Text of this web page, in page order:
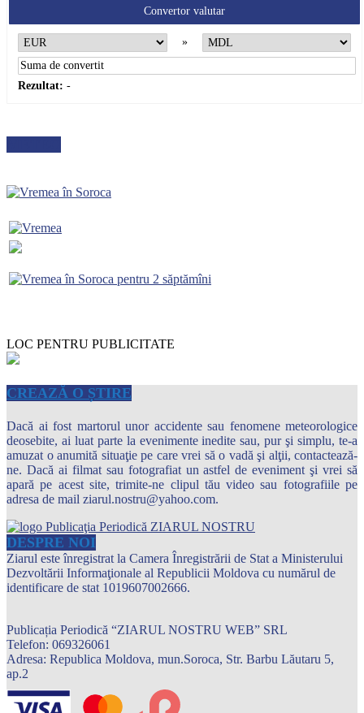
Convertor valutar
»
Rezultat: -
LOC PENTRU PUBLICITATE
CREAZĂ O ȘTIRE
Dacă ai fost martorul unor accidente sau fenomene meteorologice
deosebite, ai luat parte la evenimente inedite sau, pur şi simplu, te-a
amuzat o anumită situaţie pe care vrei să o vadă şi alţii, contactează-
ne. Dacă ai filmat sau fotografiat un astfel de eveniment şi vrei să
apară pe acest site, trimite-ne clipul tău video sau fotografiile pe
adresa de mail ziarul.nostru@yahoo.com.
DESPRE NOI
Ziarul este înregistrat la Camera Înregistrării de Stat a Ministerului
Dezvoltării Informaţionale al Republicii Moldova cu numărul de
identificare de stat 1019607002666.
Publicația Periodică “ZIARUL NOSTRU WEB” SRL
Telefon: 069326061
Adresa: Republica Moldova, mun.Soroca, Str. Barbu Lăutaru 5,
ap.2